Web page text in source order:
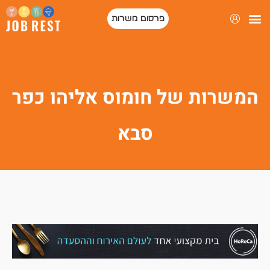
פרסום משרות
המשרות של חומוס אליהו כפר
סבא